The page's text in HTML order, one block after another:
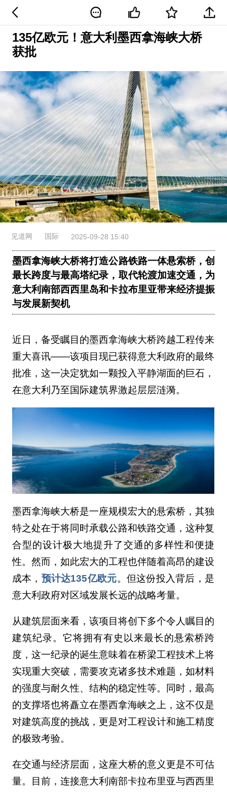
135亿欧元！意大利墨西拿海峡大桥
获批
见道网 国际 2025-09-28 15:40
墨西拿海峡大桥将打造公路铁路一体悬索桥，创
最长跨度与最高塔纪录，取代轮渡加速交通，为
意大利南部西西里岛和卡拉布里亚带来经济提振
与发展新契机
近日，备受瞩目的墨西拿海峡大桥跨越工程传来
重大喜讯——该项目现已获得意大利政府的最终
批准，这一决定犹如一颗投入平静湖面的巨石，
在意大利乃至国际建筑界激起层层涟漪。
墨西拿海峡大桥是一座规模宏大的悬索桥，其独
特之处在于将同时承载公路和铁路交通，这种复
合型的设计极大地提升了交通的多样性和便捷
性。然而，如此宏大的工程也伴随着高昂的建设
成本， 预计达135亿欧元。但这份投入背后，是
意大利政府对区域发展长远的战略考量。
从建筑层面来看，该项目将创下多个令人瞩目的
建筑纪录。它将拥有有史以来最长的悬索桥跨
度，这一纪录的诞生意味着在桥梁工程技术上将
实现重大突破，需要攻克诸多技术难题，如材料
的强度与耐久性、结构的稳定性等。同时，最高
的支撑塔也将矗立在墨西拿海峡之上，这不仅是
对建筑高度的挑战，更是对工程设计和施工精度
的极致考验。
在交通与经济层面，这座大桥的意义更是不可估
量。目前，连接意大利南部卡拉布里亚与西西里